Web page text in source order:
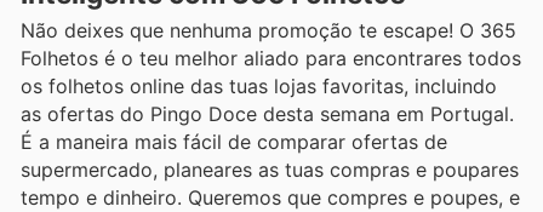
Não deixes que nenhuma promoção te escape! O 365
Folhetos é o teu melhor aliado para encontrares todos
os folhetos online das tuas lojas favoritas, incluindo
as ofertas do Pingo Doce desta semana em Portugal.
É a maneira mais fácil de comparar ofertas de
supermercado, planeares as tuas compras e poupares
tempo e dinheiro. Queremos que compres e poupes, e